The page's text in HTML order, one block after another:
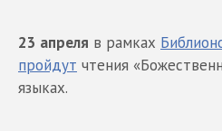
23 апреля в рамках
пройдут чтения
языках.